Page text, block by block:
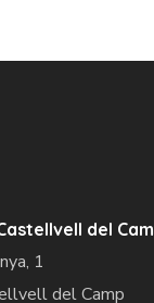
del
1
del Camp